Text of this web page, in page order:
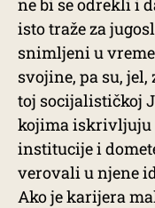
ne bi se odrekli i
isto traže za
snimljeni u
svojine, pa su,
toj socijalističkoj
kojima iskrivljuju
institucije i
verovali u njene
Ako je karijera